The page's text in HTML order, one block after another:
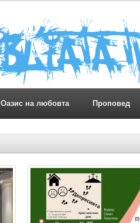
Оазис на любовта Проповед